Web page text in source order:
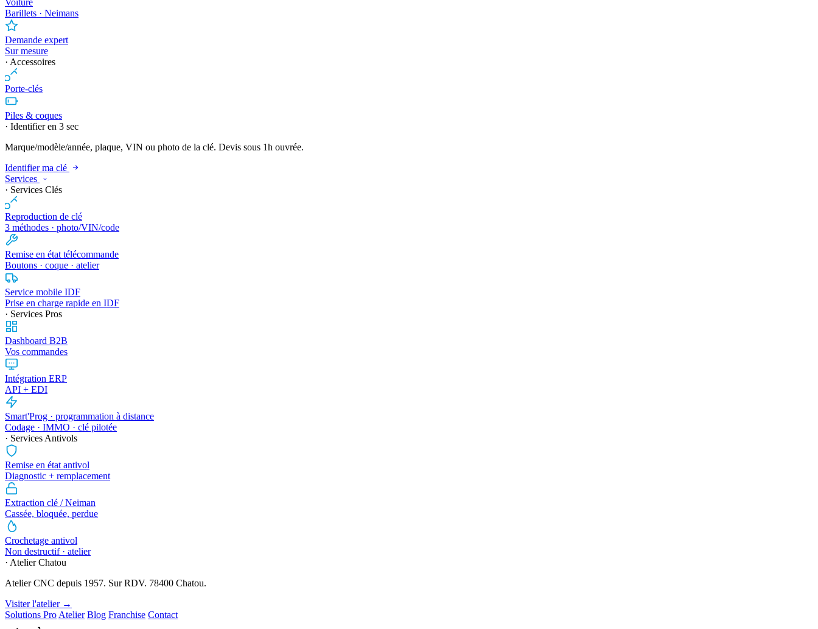
Voiture
Barillets · Neimans
Demande expert
Sur mesure
· Accessoires
Porte-clés
Piles & coques
· Identifier en 3 sec
Marque/modèle/année, plaque, VIN ou photo de la clé. Devis sous 1h ouvrée.
Identifier ma clé
Services
· Services Clés
Reproduction de clé
3 méthodes · photo/VIN/code
Remise en état télécommande
Boutons · coque · atelier
Service mobile IDF
Prise en charge rapide en IDF
· Services Pros
Dashboard B2B
Vos commandes
Intégration ERP
API + EDI
Smart'Prog · programmation à distance
Codage · IMMO · clé pilotée
· Services Antivols
Remise en état antivol
Diagnostic + remplacement
Extraction clé / Neiman
Cassée, bloquée, perdue
Crochetage antivol
Non destructif · atelier
· Atelier Chatou
Atelier CNC depuis 1957. Sur RDV. 78400 Chatou.
Visiter l'atelier →
Solutions Pro Atelier Blog Franchise Contact